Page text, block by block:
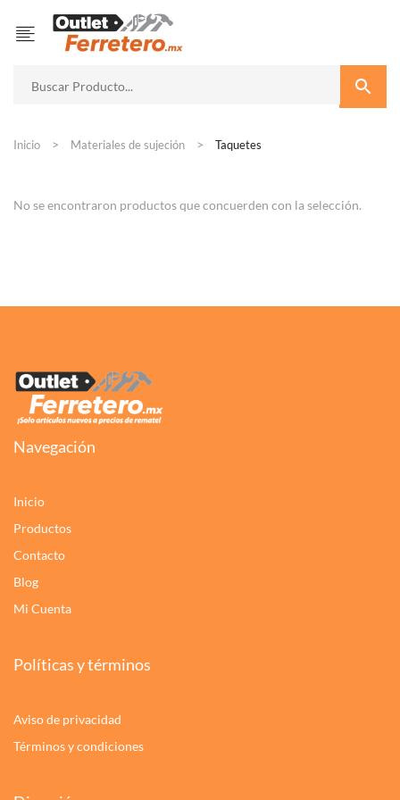
Inicio Materiales de sujeción Taquetes
No se encontraron productos que concuerden con la selección.
Navegación
Inicio
Productos
Contacto
Blog
Mi Cuenta
Políticas y términos
Aviso de privacidad
Términos y condiciones